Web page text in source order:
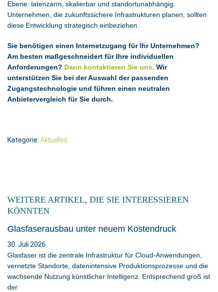
Ebene: latenzarm, skalierbar und standortunabhängig.
Unternehmen, die zukunftssichere Infrastrukturen planen, sollten
diese Entwicklung strategisch einbeziehen.
Sie benötigen einen Internetzugang für Ihr Unternehmen?
Am besten maßgeschneidert für Ihre individuellen
Anforderungen? Dann kontaktieren Sie uns. Wir
unterstützen Sie bei der Auswahl der passenden
Zugangstechnologie und führen einen neutralen
Anbietervergleich für Sie durch.
Kategorie: Aktuelles
WEITERE ARTIKEL, DIE SIE INTERESSIEREN
KÖNNTEN
Glasfaserausbau unter neuem Kostendruck
30. Juli 2026
Glasfaser ist die zentrale Infrastruktur für Cloud-Anwendungen,
vernetzte Standorte, datenintensive Produktionsprozesse und die
wachsende Nutzung künstlicher Intelligenz. Entsprechend groß ist
der